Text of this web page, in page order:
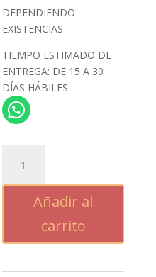
DEPENDIENDO
EXISTENCIAS
TIEMPO ESTIMADO DE
ENTREGA: DE 15 A 30
DÍAS HÁBILES.
SÍMBOLO
DETALLADO
Añadir al
carrito